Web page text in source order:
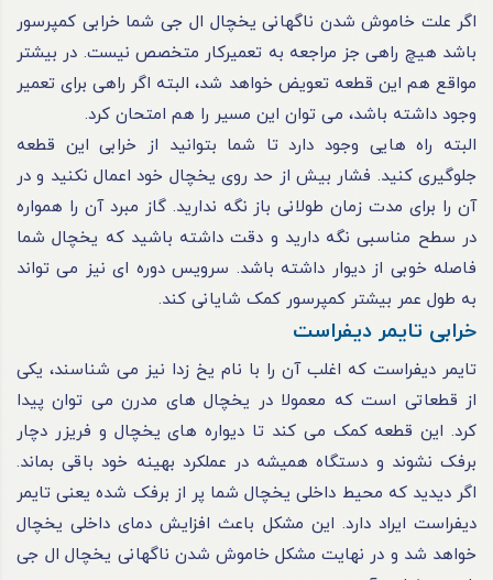
اگر علت خاموش شدن ناگهانی یخچال ال جی شما خرابی کمپرسور
باشد هیچ راهی جز مراجعه به تعمیرکار متخصص نیست. در بیشتر
مواقع هم این قطعه تعویض خواهد شد، البته اگر راهی برای تعمیر
وجود داشته باشد، می‌ توان این مسیر را هم امتحان کرد.
البته راه‌ هایی وجود دارد تا شما بتوانید از خرابی این قطعه
جلوگیری کنید. فشار بیش ‌از حد روی یخچال خود اعمال نکنید و در
آن را برای مدت‌ زمان طولانی باز نگه ندارید. گاز مبرد آن را همواره
در سطح مناسبی نگه دارید و دقت داشته باشید که یخچال شما
فاصله خوبی از دیوار داشته باشد. سرویس دوره‌ ای نیز می‌ تواند
به طول عمر بیشتر کمپرسور کمک شایانی کند.
خرابی تایمر دیفراست
تایمر دیفراست که اغلب آن را با نام یخ‌ زدا نیز می‌ شناسند، یکی
از قطعاتی است که معمولا در یخچال‌ های مدرن می‌ توان پیدا
کرد. این قطعه کمک می‌ کند تا دیواره‌ های یخچال و فریزر دچار
برفک نشوند و دستگاه همیشه در عملکرد بهینه خود باقی بماند.
اگر دیدید که محیط داخلی یخچال شما پر از برفک شده یعنی تایمر
دیفراست ایراد دارد. این مشکل باعث افزایش دمای داخلی یخچال
خواهد شد و در نهایت مشکل خاموش شدن ناگهانی یخچال ال جی